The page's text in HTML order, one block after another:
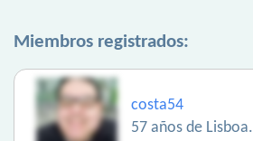
Miembros registrados:
costa54
57 años de Lisboa.